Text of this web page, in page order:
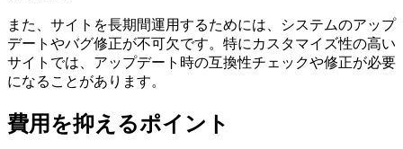
また、サイトを長期間運用するためには、システムのアップ
デートやバグ修正が不可欠です。特にカスタマイズ性の高い
サイトでは、アップデート時の互換性チェックや修正が必要
になることがあります。
費用を抑えるポイント